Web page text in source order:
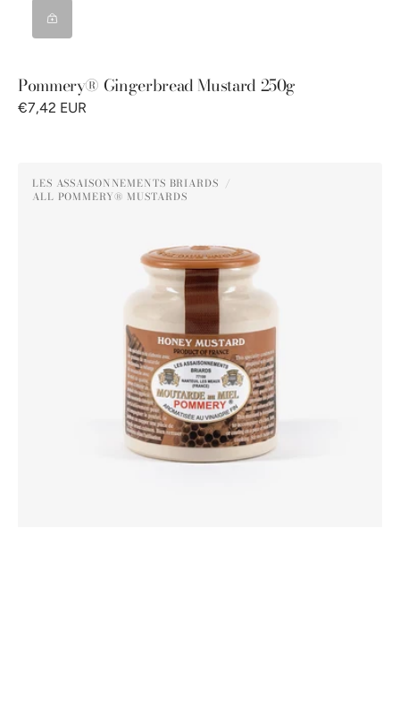
Pommery® Gingerbread Mustard 250g
€7,42 EUR
Honey
Vendor:
LES ASSAISONNEMENTS BRIARDS
ALL POMMERY® MUSTARDS